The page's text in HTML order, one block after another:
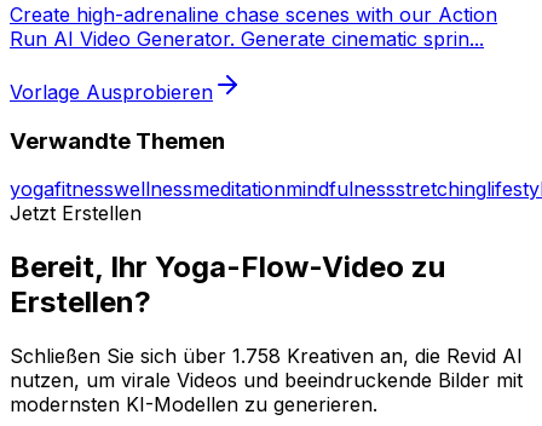
Create high-adrenaline chase scenes with our Action
Run AI Video Generator. Generate cinematic sprin...
Vorlage Ausprobieren
Verwandte Themen
yogafitnesswellnessmeditationmindfulnessstretching
Jetzt Erstellen
Bereit, Ihr Yoga-Flow-Video zu
Erstellen?
Schließen Sie sich über 1.758 Kreativen an, die Revid AI
nutzen, um virale Videos und beeindruckende Bilder mit
modernsten KI-Modellen zu generieren.